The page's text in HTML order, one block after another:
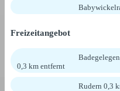
Freizeitangebot
0,3 km entfernt
Rudern 0,3